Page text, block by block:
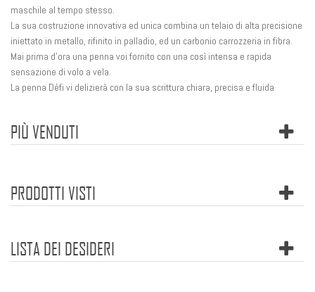
maschile al tempo stesso.
La sua costruzione innovativa ed unica combina un telaio di alta precisione
iniettato in metallo, rifinito in palladio, ed un carbonio carrozzeria in fibra.
Mai prima d'ora una penna voi fornito con una così intensa e rapida
sensazione di volo a vela.
La penna Défi vi delizierà con la sua scrittura chiara, precisa e fluida
PIÙ VENDUTI
PRODOTTI VISTI
LISTA DEI DESIDERI